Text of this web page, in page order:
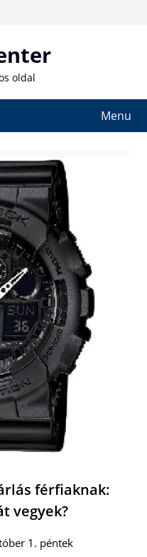
oldal
Menu
férfiaknak:
vegyek?
1. péntek